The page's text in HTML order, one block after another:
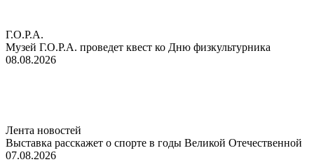
Г.О.Р.А.
Музей Г.О.Р.А. проведет квест ко Дню физкультурника
08.08.2026
Лента новостей
Выставка расскажет о спорте в годы Великой Отечественной
07.08.2026